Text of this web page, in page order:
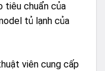
tiêu chuẩn của
tủ lạnh của
viên cung cấp